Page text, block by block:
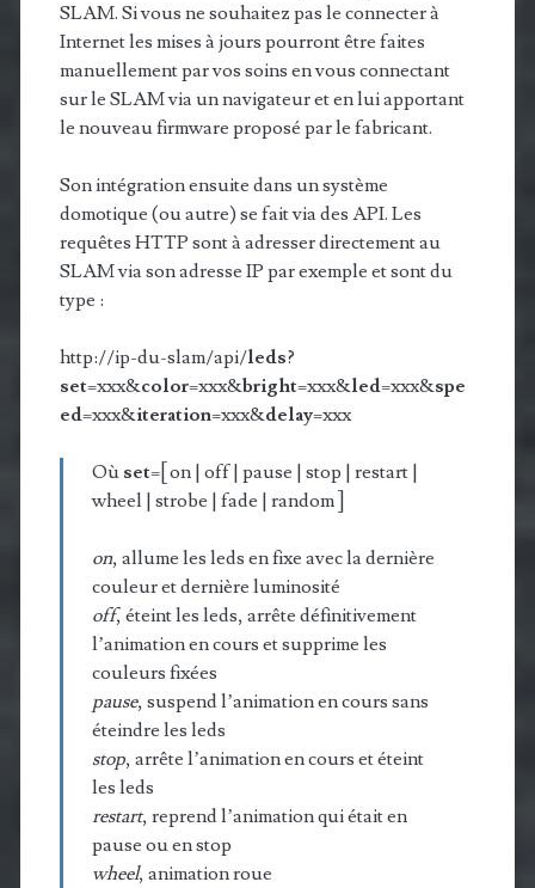
SLAM. Si vous ne souhaitez pas le connecter à
Internet les mises à jours pourront être faites
manuellement par vos soins en vous connectant
sur le SLAM via un navigateur et en lui apportant
le nouveau firmware proposé par le fabricant.
Son intégration ensuite dans un système
domotique (ou autre) se fait via des API. Les
requêtes HTTP sont à adresser directement au
SLAM via son adresse IP par exemple et sont du
type :
http://ip-du-slam/api/leds?
set=xxx&color=xxx&bright=xxx&led=xxx&spe
ed=xxx&iteration=xxx&delay=xxx
Où set=[ on | off | pause | stop | restart |
wheel | strobe | fade | random ]
on, allume les leds en fixe avec la dernière
couleur et dernière luminosité
off, éteint les leds, arrête définitivement
l’animation en cours et supprime les
couleurs fixées
pause, suspend l’animation en cours sans
éteindre les leds
stop, arrête l’animation en cours et éteint
les leds
restart, reprend l’animation qui était en
pause ou en stop
wheel, animation roue